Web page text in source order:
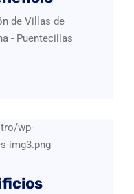
de Villas de
- Puentecillas